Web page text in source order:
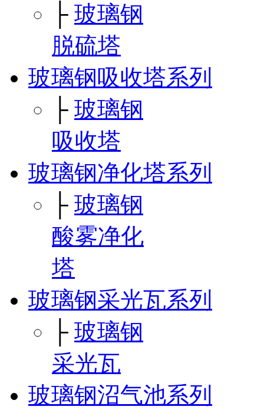
├ 玻璃钢
脱硫塔
玻璃钢吸收塔系列
├ 玻璃钢
吸收塔
玻璃钢净化塔系列
├ 玻璃钢
酸雾净化
塔
玻璃钢采光瓦系列
├ 玻璃钢
采光瓦
玻璃钢沼气池系列